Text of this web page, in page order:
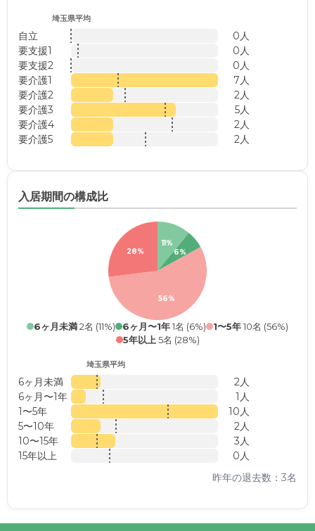
埼玉県平均
自立
0人
要支援1
0人
要支援2
0人
要介護1
7人
要介護2
2人
要介護3
5人
要介護4
2人
要介護5
2人
入居期間の構成比
11%
6%
56%
28%
6ヶ月未満2名 (11%) 6ヶ月〜1年1名 (6%) 1〜5年10名 (56%)
5年以上 5名 (28%)
埼玉県平均
6ヶ月未満
2人
6ヶ月〜1年
1人
1〜5年
10人
5〜10年
2人
10〜15年
3人
15年以上
0人
昨年の退去数：3名